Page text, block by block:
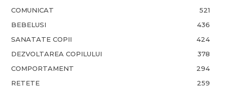
COMUNICAT
521
BEBELUSI
436
SANATATE COPII
424
DEZVOLTAREA COPILULUI
378
COMPORTAMENT
294
RETETE
259